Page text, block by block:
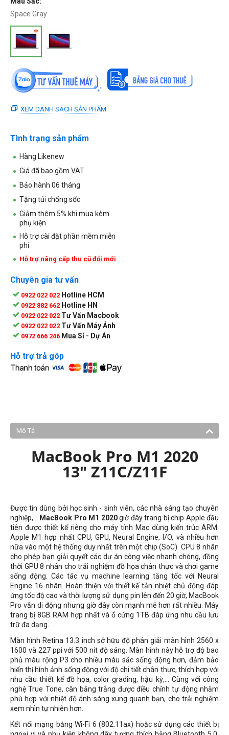
Space Gray
XEM DANH SÁCH SẢN PHẨM
Tình trạng sản phẩm
Hàng Likenew
Giá đã bao gồm VAT
Bảo hành 06 tháng
Tặng túi chống sốc
Giảm thêm 5% khi mua kèm
phụ kiện
Hỗ trợ cài đặt phần mềm miễn
phí
Hỗ trợ nâng cấp thu cũ đổi mới
Chuyên gia tư vấn
0922 022 022 Hotline HCM
0922 882 662 Hotline HN
0922 022 022 Tư Vấn Macbook
0922 022 022 Tư Vấn Máy Ảnh
0972 666 246 Mua Sỉ - Dự Án
Hỗ trợ trả góp
Mô Tả
MacBook Pro M1 2020
13" Z11C/Z11F
Được tin dùng bởi học sinh - sinh viên, các nhà sáng tạo chuyên
nghiệp,...
MacBook Pro M1 2020giờ đây trang bị chip Apple đầu
tiên được thiết kế riêng cho máy tính Mac dùng kiến trúc ARM.
Apple M1 hợp nhất CPU, GPU, Neural Engine, I/O, và nhiều hơn
nữa vào một hệ thống duy nhất trên một chip (SoC). CPU 8 nhân
cho phép bạn giải quyết các dự án công việc nhanh chóng, đồng
thời GPU 8 nhân cho trải nghiệm đồ họa chân thực và chơi game
sống động. Các tác vụ machine learning tăng tốc với Neural
Engine 16 nhân. Hoàn thiện với thiết kế tản nhiệt chủ động đáp
ứng tốc độ cao và thời lượng sử dụng pin lên đến 20 giờ, MacBook
Pro vẫn di động nhưng giờ đây còn mạnh mẽ hơn rất nhiều. Máy
trang bị 8GB RAM hợp nhất và ổ cứng 1TB đáp ứng nhu cầu lưu
trữ đa dạng.
Màn hình Retina 13.3 inch sở hữu độ phân giải màn hình 2560 x
1600 và 227 ppi với 500 nit độ sáng. Màn hình này hỗ trợ độ bao
phủ màu rộng P3 cho nhiều màu sắc sống động hơn, đảm bảo
hiển thị hình ảnh sống động với độ chi tiết chân thực, thích hợp với
nhu cầu thiết kế đồ họa, color grading, hậu kỳ,..
. Cùng với công
nghệ True Tone, cân bằng trắng được điều chỉnh tự động nhằm
phù hợp với nhiệt độ ánh sáng xung quanh bạn, cho trải nghiệm
xem nhìn tự nhiên hơn.
Kết nối mạng bằng Wi-Fi 6 (802.11ax) hoặc sử dụng các thiết bị